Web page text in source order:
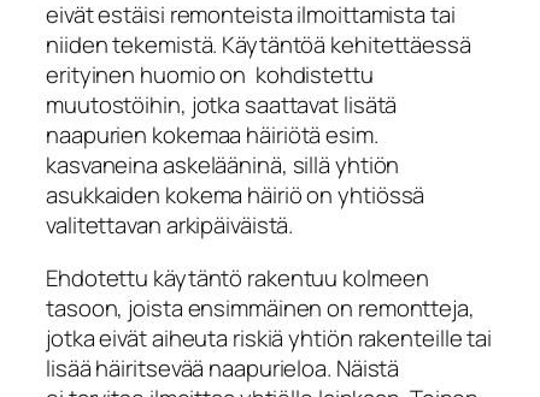
eivät estäisi remonteista ilmoittamista tai
niiden tekemistä. Käytäntöä kehitettäessä
erityinen huomio on kohdistettu
muutostöihin, jotka saattavat lisätä
naapurien kokemaa häiriötä esim.
kasvaneina askelääninä, sillä yhtiön
asukkaiden kokema häiriö on yhtiössä
valitettavan arkipäiväistä.
Ehdotettu käytäntö rakentuu kolmeen
tasoon, joista ensimmäinen on remontteja,
jotka eivät aiheuta riskiä yhtiön rakenteille tai
lisää häiritsevää naapurieloa. Näistä